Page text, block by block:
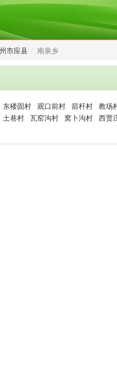
市应县 南泉乡
东楼固村 观口前村 箭杆村 教场
土巷村 瓦窑沟村 窝卜沟村 西贾